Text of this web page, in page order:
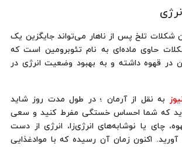
شکلات تلخ پس از ناهار می‌تواند جایگزین یک
حاوی ماده‌ای به نام تئوبرومین است که
در قهوه داشته و به بهبود وضعیت انرژی در
به نقل از آرمان ؛در طول مدت روز شاید
که شما احساس خستگی مفرط کنید و سعی
چای یا نوشابه‌های انرژی‌زا، انرژی از دست
اکنون زمان آن رسیده که با موادغذایی